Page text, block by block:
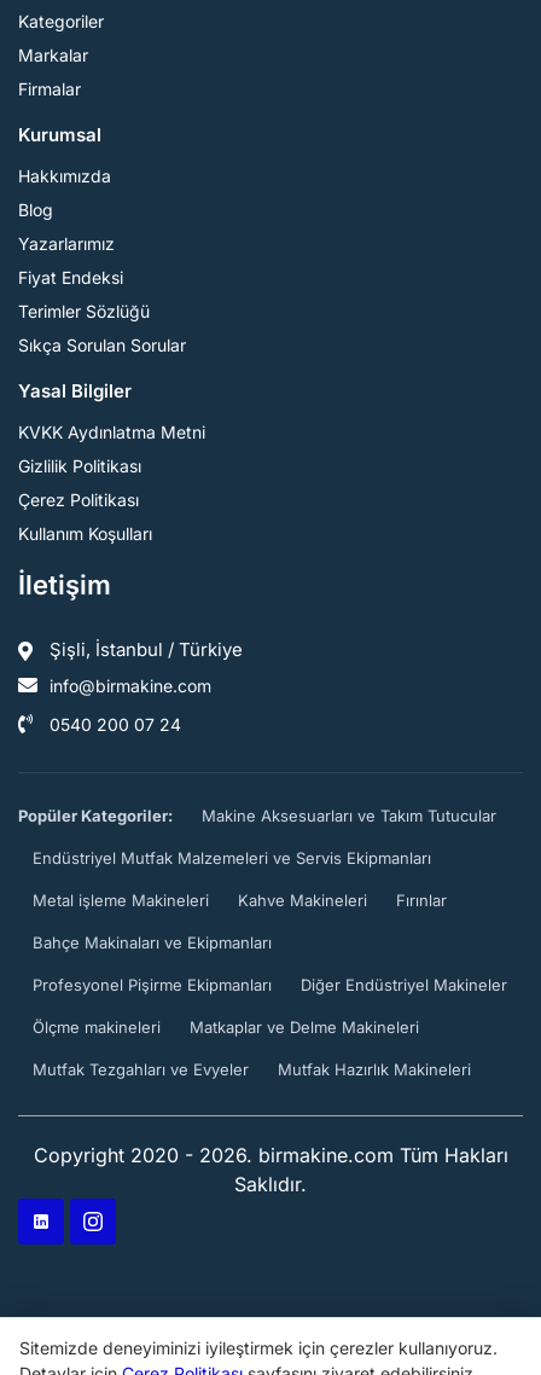
Kategoriler
Markalar
Firmalar
Kurumsal
Hakkımızda
Blog
Yazarlarımız
Fiyat Endeksi
Terimler Sözlüğü
Sıkça Sorulan Sorular
Yasal Bilgiler
KVKK Aydınlatma Metni
Gizlilik Politikası
Çerez Politikası
Kullanım Koşulları
İletişim
Şişli, İstanbul / Türkiye
info@birmakine.com
0540 200 07 24
Popüler Kategoriler: Makine Aksesuarları ve Takım Tutucular
Endüstriyel Mutfak Malzemeleri ve Servis Ekipmanları
Metal işleme Makineleri Kahve Makineleri Fırınlar
Bahçe Makinaları ve Ekipmanları
Profesyonel Pişirme Ekipmanları Diğer Endüstriyel Makineler
Ölçme makineleri Matkaplar ve Delme Makineleri
Mutfak Tezgahları ve Evyeler Mutfak Hazırlık Makineleri
Copyright 2020 - 2026. birmakine.com Tüm Hakları
Saklıdır.
Sitemizde deneyiminizi iyileştirmek için çerezler kullanıyoruz.